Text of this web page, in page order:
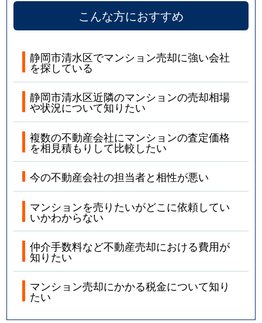
こんな方におすすめ
静岡市清水区でマンション売却に強い会社
を探している
静岡市清水区近隣のマンションの売却相場
や状況について知りたい
複数の不動産会社にマンションの査定価格
を相見積もりして比較したい
今の不動産会社の担当者と相性が悪い
マンションを売りたいがどこに依頼してい
いかわからない
仲介手数料など不動産売却における費用が
知りたい
マンション売却にかかる税金について知り
たい